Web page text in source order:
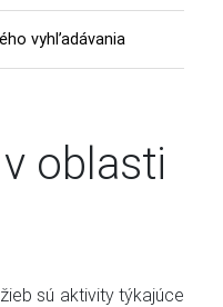
vyhľadávania
oblasti
sú aktivity týkajúce